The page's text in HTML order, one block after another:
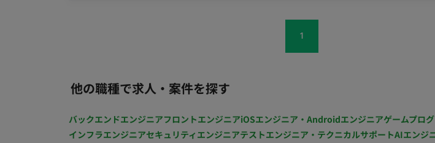
1
他の職種で求人・案件を探す
バックエンドエンジニアフロントエンジニアiOSエンジニア・Androidエンジニアゲームプロ
インフラエンジニアセキュリティエンジニアテストエンジニア・テクニカルサポートAIエンジ